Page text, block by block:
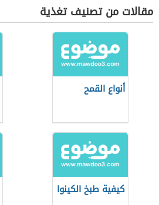
مقالات من تصنيف تغذية
أنواع القمح
كيفية طبخ الكينوا